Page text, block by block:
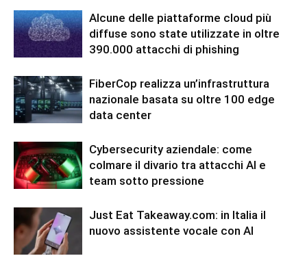
Alcune delle piattaforme cloud più
diffuse sono state utilizzate in oltre
390.000 attacchi di phishing
FiberCop realizza un’infrastruttura
nazionale basata su oltre 100 edge
data center
Cybersecurity aziendale: come
colmare il divario tra attacchi AI e
team sotto pressione
Just Eat Takeaway.com: in Italia il
nuovo assistente vocale con AI